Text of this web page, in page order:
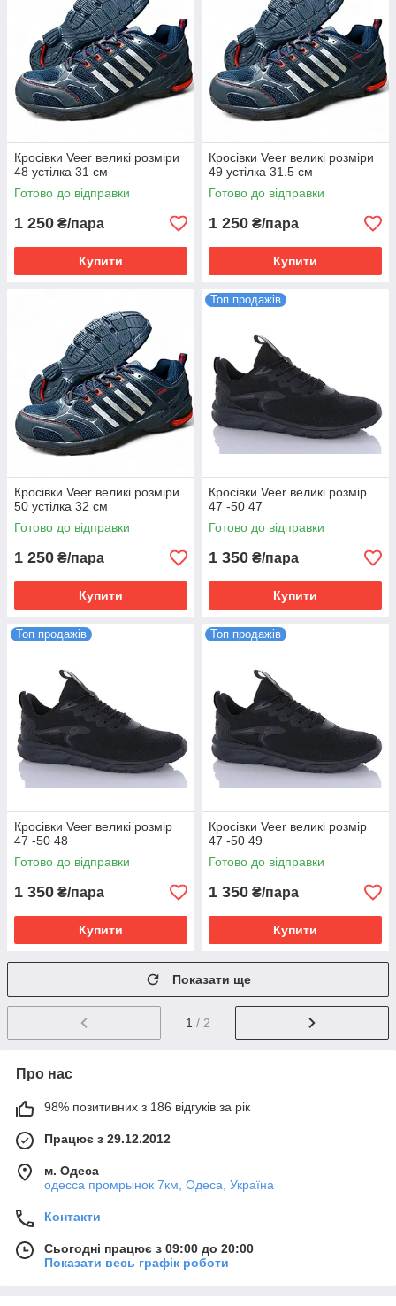
Кросівки Veer великі розміри
48 устілка 31 см
Готово до відправки
1 250 ₴/пара
Купити
Кросівки Veer великі розміри
49 устілка 31.5 см
Готово до відправки
1 250 ₴/пара
Купити
Кросівки Veer великі розміри
50 устілка 32 см
Готово до відправки
1 250 ₴/пара
Купити
Топ продажів
Кросівки Veer великі розмір
47 -50 47
Готово до відправки
1 350 ₴/пара
Купити
Топ продажів
Кросівки Veer великі розмір
47 -50 48
Готово до відправки
1 350 ₴/пара
Купити
Топ продажів
Кросівки Veer великі розмір
47 -50 49
Готово до відправки
1 350 ₴/пара
Купити
Показати ще
1 / 2
Про нас
98% позитивних з 186 відгуків за рік
Працює з 29.12.2012
м. Одеса
одесса промрынок 7км, Одеса, Україна
Контакти
Сьогодні працює з 09:00 до 20:00
Показати весь графік роботи